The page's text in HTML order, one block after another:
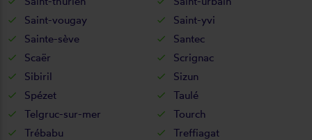
Saint-vougay
Saint-yvi
Sainte-sève
Santec
Scaër
Scrignac
Sibiril
Sizun
Spézet
Taulé
Telgruc-sur-mer
Tourch
Trébabu
Treffiagat